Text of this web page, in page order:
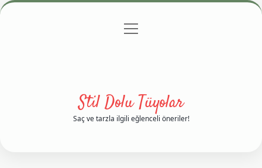
Gizlilik Politikası
menüyü
Stil Dolu Tüyolar
Saç ve tarzla ilgili eğlenceli öneriler!